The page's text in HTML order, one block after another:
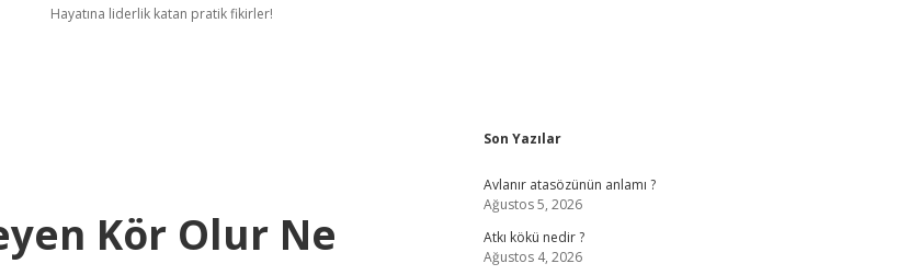
Hayatına liderlik katan pratik fikirler!
Kör Olur Ne
Sidebar
Son Yazılar
Avlanır atasözünün anlamı ?
Ağustos 5, 2026
Atkı kökü nedir ?
Ağustos 4, 2026
ilbet giriş